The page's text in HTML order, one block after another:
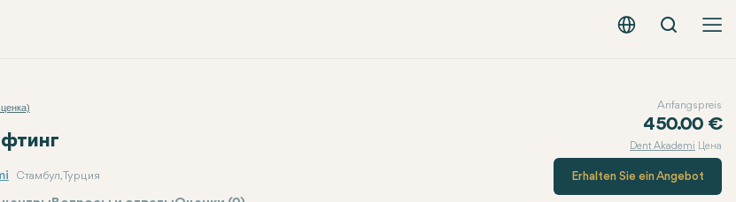
Русский - EUR
Вызов
Стамбул, Турция
Anfangspreis
450.00 €
Dent Akademi Цена
Erhalten Sie ein Angebot